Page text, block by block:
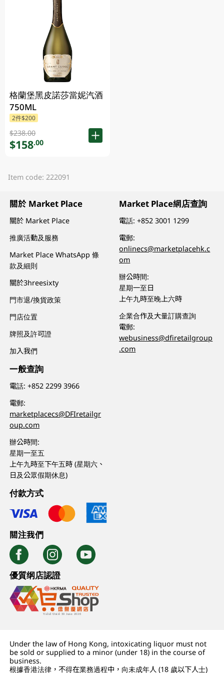
格蘭堡黑皮諾莎當妮汽酒
750ML
2件$200
$238.00
$158.00
Item code: 222091
關於 Market Place
關於 Market Place
推廣活動及服務
Market Place WhatsApp 條
款及細則
關於3hreesixty
門市退/換貨政策
門店位置
牌照及許可證
加入我們
一般查詢
電話:+852 2299 3966
電郵:
marketplacecs@DFIretailgr
oup.com
辦公時間:
星期一至五
上午九時至下午五時 (星期六、
日及公眾假期休息)
Market Place網店查詢
電話:+852 3001 1299
電郵:
onlinecs@marketplacehk.c
om
辦公時間:
星期一至日
上午九時至晚上六時
企業合作及大量訂購查詢
電郵:
webusiness@dfiretailgroup
.com
付款方式
關注我們
優質纲店認證
Under the law of Hong Kong, intoxicating liquor must not
be sold or supplied to a minor (under 18) in the course of
business.
根據香港法律，不得在業務過程中，向未成年人 (18 歲以下人士)